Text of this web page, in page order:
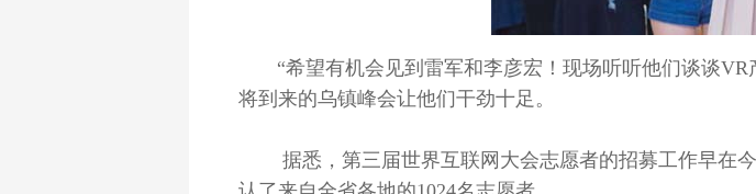
“希望有机会见到雷军和李彦宏！现场听听他们谈谈
将到来的乌镇峰会让他们干劲十足。
据悉，第三届世界互联网大会志愿者的招募工作早在今